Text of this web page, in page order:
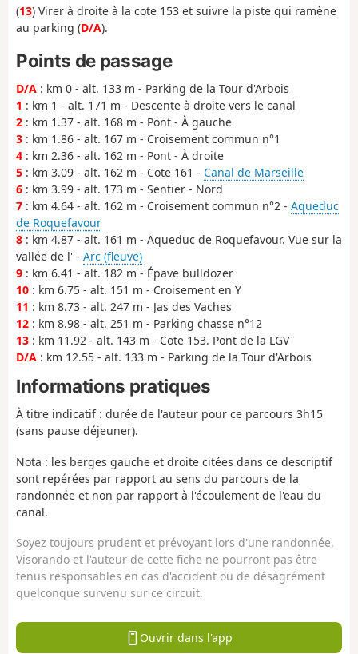
(13) Virer à droite à la cote 153 et suivre la piste qui ramène
au parking (D/A).
Points de passage
D/A : km 0 - alt. 133 m - Parking de la Tour d'Arbois
1 : km 1 - alt. 171 m - Descente à droite vers le canal
2 : km 1.37 - alt. 168 m - Pont - À gauche
3 : km 1.86 - alt. 167 m - Croisement commun n°1
4 : km 2.36 - alt. 162 m - Pont - À droite
5 : km 3.09 - alt. 162 m - Cote 161 - Canal de Marseille
6 : km 3.99 - alt. 173 m - Sentier - Nord
7 : km 4.64 - alt. 162 m - Croisement commun n°2 - Aqueduc
de Roquefavour
8 : km 4.87 - alt. 161 m - Aqueduc de Roquefavour. Vue sur la
vallée de l' - Arc (fleuve)
9 : km 6.41 - alt. 182 m - Épave bulldozer
10 : km 6.75 - alt. 151 m - Croisement en Y
11 : km 8.73 - alt. 247 m - Jas des Vaches
12 : km 8.98 - alt. 251 m - Parking chasse n°12
13 : km 11.92 - alt. 143 m - Cote 153. Pont de la LGV
D/A : km 12.55 - alt. 133 m - Parking de la Tour d'Arbois
Informations pratiques
À titre indicatif : durée de l'auteur pour ce parcours 3h15
(sans pause déjeuner).
Nota : les berges gauche et droite citées dans ce descriptif
sont repérées par rapport au sens du parcours de la
randonnée et non par rapport à l'écoulement de l'eau du
canal.
Soyez toujours prudent et prévoyant lors d'une randonnée.
Visorando et l'auteur de cette fiche ne pourront pas être
tenus responsables en cas d'accident ou de désagrément
quelconque survenu sur ce circuit.
Ouvrir dans l'app